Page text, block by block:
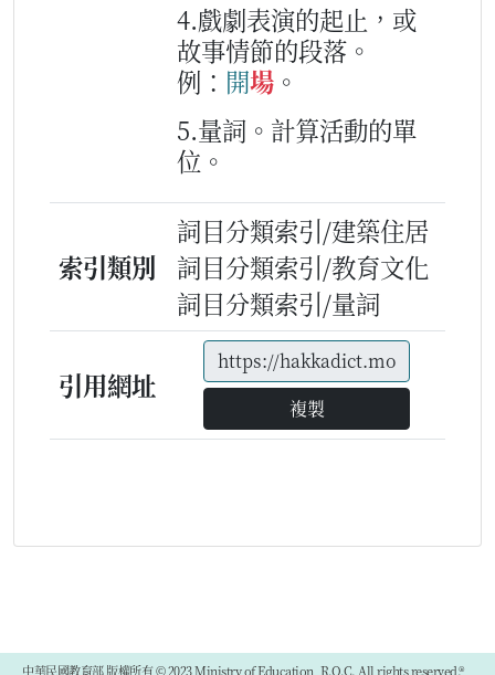
4.戲劇表演的起止，或
故事情節的段落。
例： 開場 。
5.量詞。計算活動的單
位。
索引類別
詞目分類索引/建築住居
詞目分類索引/教育文化
詞目分類索引/量詞
引用網址
複製
中華民國教育部 版權所有 © 2023 Ministry of Education, R.O.C. All rights reserved.®